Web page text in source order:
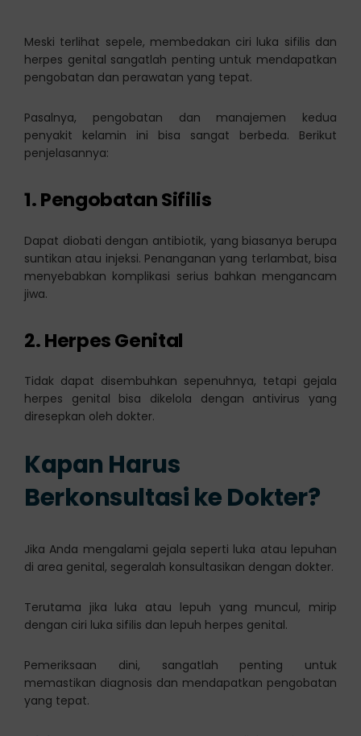
Meski terlihat sepele, membedakan ciri luka sifilis dan
herpes genital sangatlah penting untuk mendapatkan
pengobatan dan perawatan yang tepat.
Pasalnya, pengobatan dan manajemen kedua
penyakit kelamin ini bisa sangat berbeda. Berikut
penjelasannya:
1. Pengobatan Sifilis
Dapat diobati dengan antibiotik, yang biasanya berupa
suntikan atau injeksi. Penanganan yang terlambat, bisa
menyebabkan komplikasi serius bahkan mengancam
jiwa.
2. Herpes Genital
Tidak dapat disembuhkan sepenuhnya, tetapi gejala
herpes genital bisa dikelola dengan antivirus yang
diresepkan oleh dokter.
Kapan Harus
Berkonsultasi ke Dokter?
Jika Anda mengalami gejala seperti luka atau lepuhan
di area genital, segeralah konsultasikan dengan dokter.
Terutama jika luka atau lepuh yang muncul, mirip
dengan ciri luka sifilis dan lepuh herpes genital.
Pemeriksaan dini, sangatlah penting untuk
memastikan diagnosis dan mendapatkan pengobatan
yang tepat.